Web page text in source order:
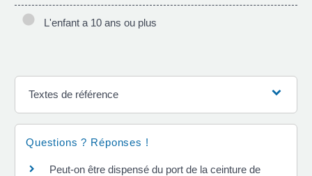
L'enfant a 10 ans ou plus
Textes de référence
Questions ? Réponses !
Peut-on être dispensé du port de la ceinture de